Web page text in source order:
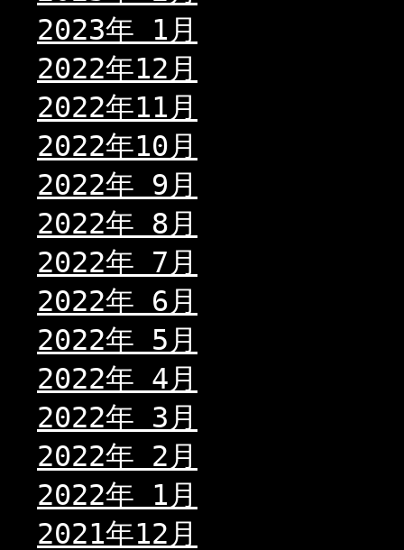
2023年 1月
2022年12月
2022年11月
2022年10月
2022年 9月
2022年 8月
2022年 7月
2022年 6月
2022年 5月
2022年 4月
2022年 3月
2022年 2月
2022年 1月
2021年12月